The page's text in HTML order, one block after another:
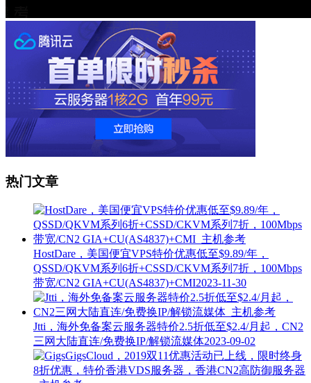
热门文章
HostDare，美国便宜VPS特价优惠低至$9.89/年，
QSSD/QKVM系列6折+CSSD/CKVM系列7折，100Mbps
带宽/CN2 GIA+CU(AS4837)+CMI2023-11-30
Jtti，海外免备案云服务器特价2.5折低至$2.4/月起，CN2
三网大陆直连/免费换IP/解锁流媒体2023-09-02